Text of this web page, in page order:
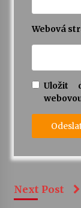
Webová
Uložit
Next Post